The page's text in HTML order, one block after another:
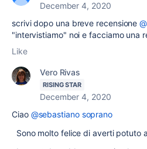
December 4, 2020
scrivi dopo una breve recensione
"intervistiamo" noi e facciamo una
Like
Vero Rivas
RISING STAR
December 4, 2020
Ciao @sebastiano soprano
Sono molto felice di averti potuto